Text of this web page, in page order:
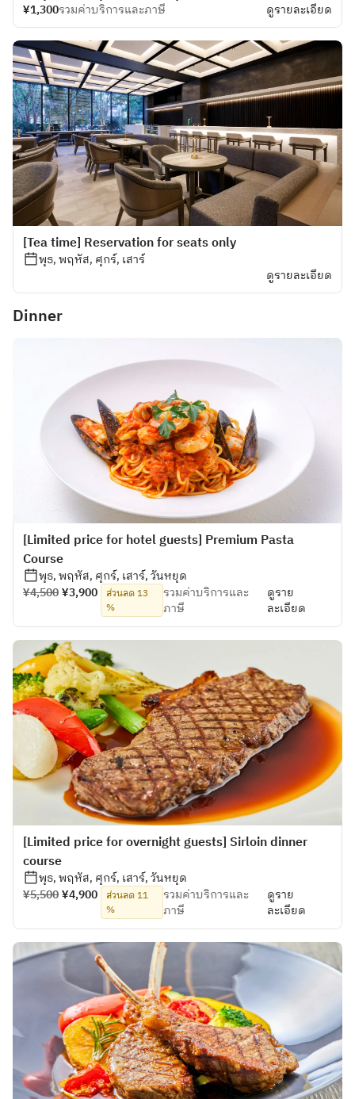
¥1,300รวมค่าบริการและภาษี ดูรายละเอียด
[Tea time] Reservation for seats only
พุธ, พฤหัส, ศุกร์, เสาร์
ดูรายละเอียด
Dinner
[Limited price for hotel guests] Premium Pasta
Course
พุธ, พฤหัส, ศุกร์, เสาร์, วันหยุด
¥4,500 ¥3,900
ส่วนลด 13
%
รวมค่าบริการและ
ภาษี
ดูราย
ละเอียด
[Limited price for overnight guests] Sirloin dinner
course
พุธ, พฤหัส, ศุกร์, เสาร์, วันหยุด
¥5,500 ¥4,900
ส่วนลด 11
%
รวมค่าบริการและ
ภาษี
ดูราย
ละเอียด